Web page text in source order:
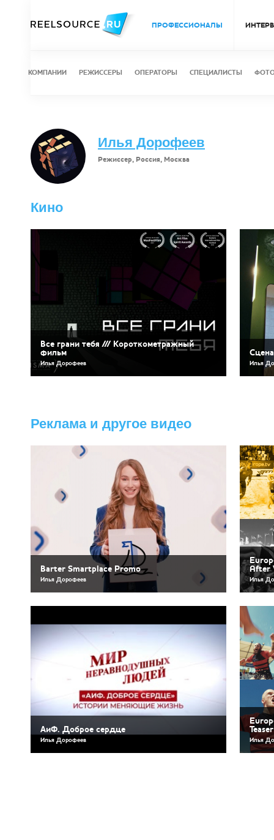
ПРОФЕССИОНАЛЫ
КОМПАНИИ РЕЖИССЕРЫ ОПЕРАТОРЫ СПЕЦИАЛИСТЫ
Илья Дорофеев
Режиссер, Россия, Москва
Кино
Все грани тебя /// Короткометражный
фильм
Илья Дорофеев Илья
Реклама и другое видео
Barter Smartplace Promo
Илья Дорофеев
After
Илья
АиФ. Доброе сердце
Илья Дорофеев
Teaser
Илья